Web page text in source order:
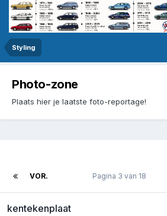
Styling
Photo-zone
Plaats hier je laatste foto-reportage!
VOR. Pagina 3 van 18
kentekenplaat